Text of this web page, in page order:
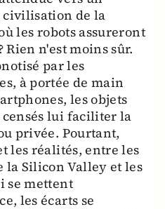
de la
les robots assureront
n'est moins sûr.
par les
à portée de main
les objets
lui faciliter la
privée. Pourtant,
les réalités, entre les
la Silicon Valley et les
se mettent
les écarts se